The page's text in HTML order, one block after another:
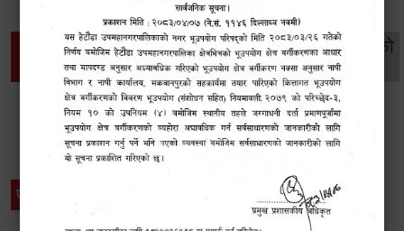
सामाजिक सुरक्षा तथा
व्यक्तिगत घटना दर्ता
महिला
विकास
वातावरण
सूचनाको
विशेष विवरणहरु
प्रेस नोट